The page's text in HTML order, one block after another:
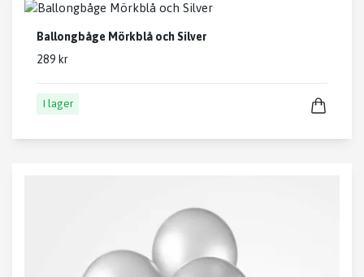
Ballongbåge Mörkblå och Silver
289 kr
I lager